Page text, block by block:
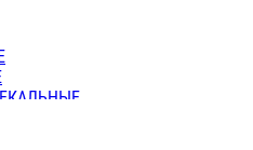
ДВУХСЛ.